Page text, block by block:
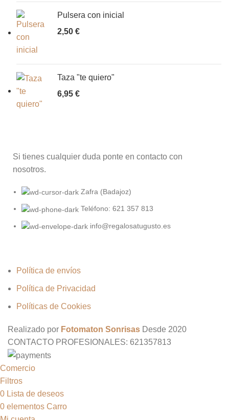
Pulsera con inicial
2,50 €
Taza "te quiero"
6,95 €
Si tienes cualquier duda ponte en contacto con
nosotros.
Zafra (Badajoz)
Teléfono: 621 357 813
info@regalosatugusto.es
Política de envíos
Política de Privacidad
Políticas de Cookies
Realizado por Fotomaton Sonrisas Desde 2020
CONTACTO PROFESIONALES: 621357813
Comercio
Filtros
0 Lista de deseos
0 elementos Carro